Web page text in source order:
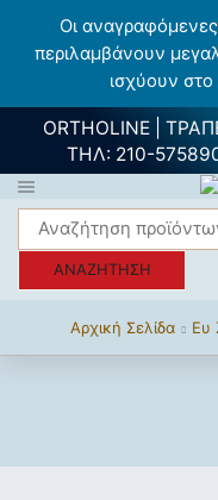
Οι
περιλαμβάνουν
ισχύουν
ORTHOLINE |
ΤΗΛ: 210-
ΑΝΑΖΉΤΗΣΗ
Αρχική Σελίδα Ευ